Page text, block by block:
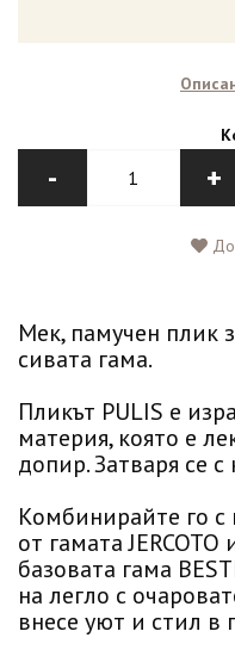
- +
Мек, памучен плик
сивата гама.
Пликът PULIS е
материя, която е
допир. Затваря се
Комбинирайте го с
от гамата
базовата гама
на легло с
внесе уют и стил